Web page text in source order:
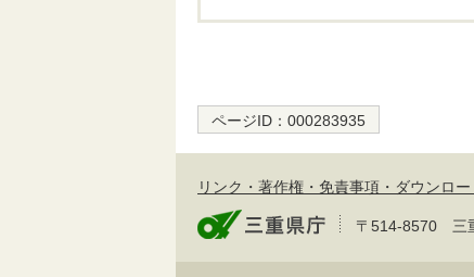
ページID： 000283935
リンク・著作権・免責事項・ダウンロー
〒514-8570 三